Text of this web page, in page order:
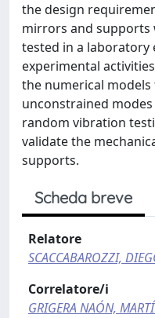
the design
mirrors and supports
tested in a laboratory
experimental
the numerical
unconstrained
random vibration
validate the
supports.
Scheda breve
Relatore
SCACCABAROZZI,
Correlatore/i
GRIGERA NAÓN,